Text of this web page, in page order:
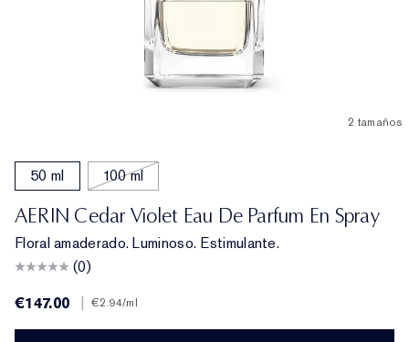
2 tamaños
50 ml 100 ml
AERIN Cedar Violet Eau De Parfum En Spray
Floral amaderado. Luminoso. Estimulante.
(0)
€147.00
€2.94/ml